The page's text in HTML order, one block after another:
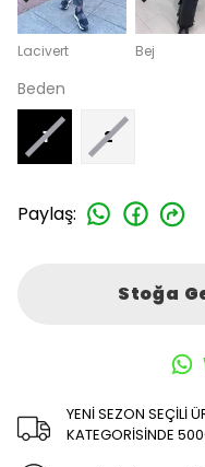
Lacivert Bej
Beden
1 2
Paylaş:
Stoğa
YENİ SEZON SEÇİLİ
KATEGORİSİNDE